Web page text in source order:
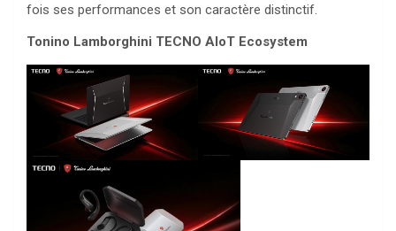
fois ses performances et son caractère distinctif.
Tonino Lamborghini TECNO AIoT Ecosystem